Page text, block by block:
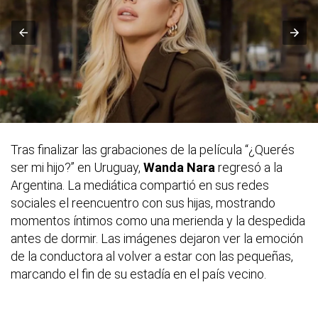
Tras finalizar las grabaciones de la película “¿Querés
ser mi hijo?” en Uruguay, Wanda Nara regresó a la
Argentina. La mediática compartió en sus redes
sociales el reencuentro con sus hijas, mostrando
momentos íntimos como una merienda y la despedida
antes de dormir. Las imágenes dejaron ver la emoción
de la conductora al volver a estar con las pequeñas,
marcando el fin de su estadía en el país vecino.